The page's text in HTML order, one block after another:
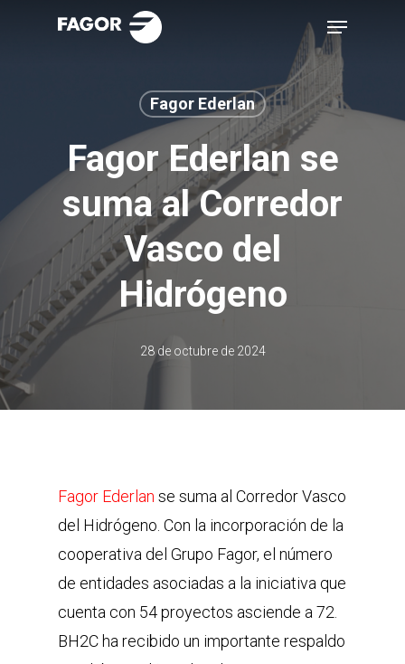
Menu
Fagor Ederlan
Fagor Ederlan se
suma al Corredor
Vasco del
Hidrógeno
28 de octubre de 2024
Fagor Ederlan se suma al Corredor Vasco
del Hidrógeno. Con la incorporación de la
cooperativa del Grupo Fagor, el número
de entidades asociadas a la iniciativa que
cuenta con 54 proyectos asciende a 72.
BH2C ha recibido un importante respaldo